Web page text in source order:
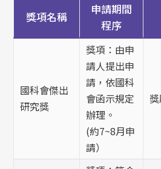
獎項名稱
申請期間
程序
國科會傑出
研究獎
獎項：由申
請人提出申
請，依國科
會函示規定
辦理。
(約7~8月申
請）